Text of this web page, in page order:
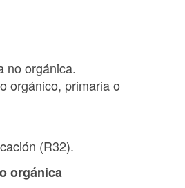
no orgánica.
orgánico, primaria o
(R32).
orgánica